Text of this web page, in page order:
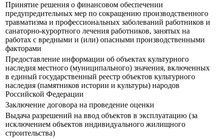
Принятие решения о финансовом обеспечении
предупредительных мер по сокращению производственного
травматизма и профессиональных заболеваний работников и
санаторно-курортного лечения работников, занятых на
работах с вредными и (или) опасными производственными
факторами
Предоставление информации об объектах культурного
наследия местного (муниципального) значения, включенных
в единый государственный реестр объектов культурного
наследия (памятников истории и культуры) народов
Российской Федерации
Заключение договора на проведение оценки
Выдача разрешений на ввод объектов в эксплуатацию (за
исключением объектов индивидуального жилищного
строительства)